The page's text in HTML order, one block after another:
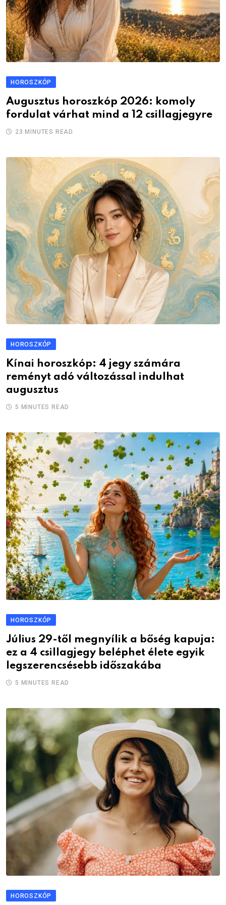
HOROSZKÓP
Augusztus horoszkóp 2026: komoly
fordulat várhat mind a 12 csillagjegyre
23 MINUTES READ
HOROSZKÓP
Kínai horoszkóp: 4 jegy számára
reményt adó változással indulhat
augusztus
5 MINUTES READ
HOROSZKÓP
Július 29-től megnyílik a bőség kapuja:
ez a 4 csillagjegy beléphet élete egyik
legszerencsésebb időszakába
5 MINUTES READ
HOROSZKÓP